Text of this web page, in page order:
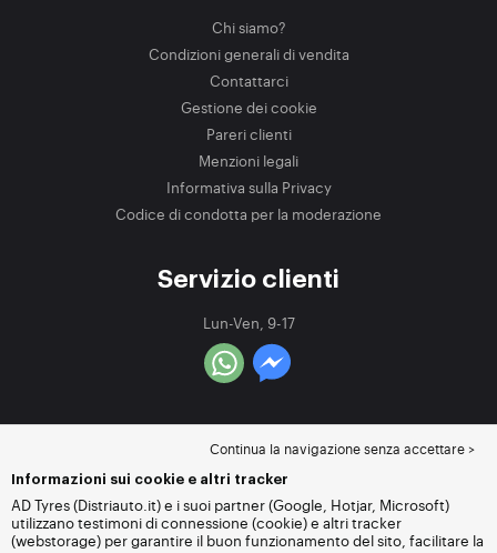
Chi siamo?
Condizioni generali di vendita
Contattarci
Gestione dei cookie
Pareri clienti
Menzioni legali
Informativa sulla Privacy
Codice di condotta per la moderazione
Servizio clienti
Lun-Ven, 9-17
Continua la navigazione senza accettare >
Informazioni sui cookie e altri tracker
AD Tyres (Distriauto.it) e i suoi partner (Google, Hotjar, Microsoft)
utilizzano testimoni di connessione (cookie) e altri tracker
(webstorage) per garantire il buon funzionamento del sito, facilitare la